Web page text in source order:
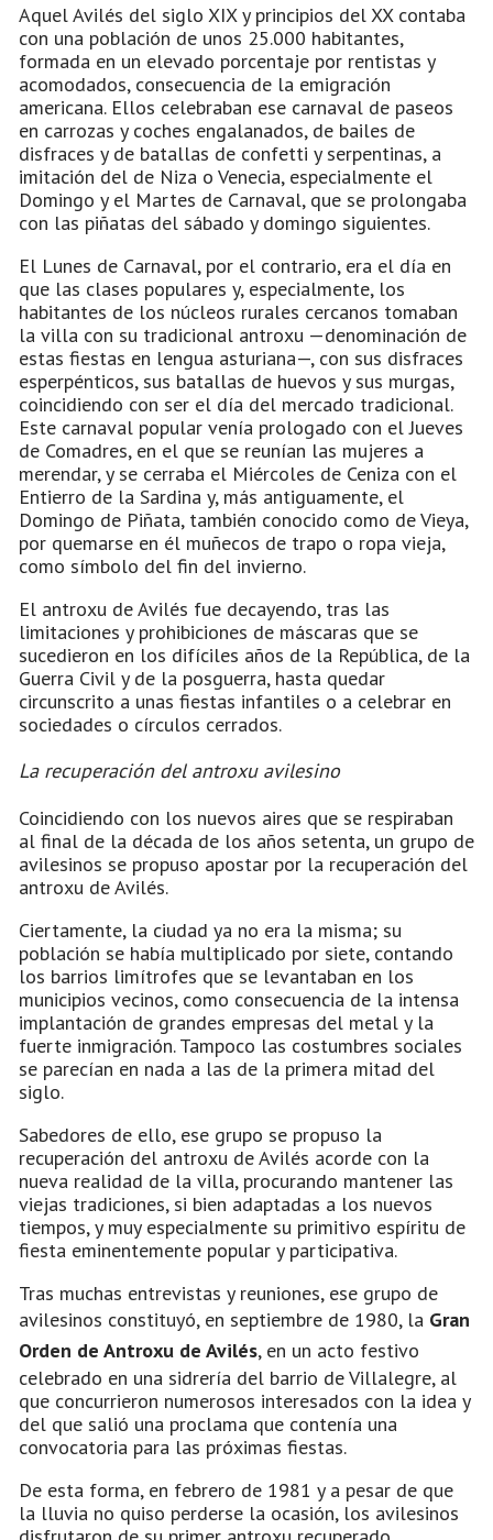
Aquel Avilés del siglo XIX y principios del XX contaba
con una población de unos 25.000 habitantes,
formada en un elevado porcentaje por rentistas y
acomodados, consecuencia de la emigración
americana. Ellos celebraban ese carnaval de paseos
en carrozas y coches engalanados, de bailes de
disfraces y de batallas de confetti y serpentinas, a
imitación del de Niza o Venecia, especialmente el
Domingo y el Martes de Carnaval, que se prolongaba
con las piñatas del sábado y domingo siguientes.
El Lunes de Carnaval, por el contrario, era el día en
que las clases populares y, especialmente, los
habitantes de los núcleos rurales cercanos tomaban
la villa con su tradicional antroxu —denominación de
estas fiestas en lengua asturiana—, con sus disfraces
esperpénticos, sus batallas de huevos y sus murgas,
coincidiendo con ser el día del mercado tradicional.
Este carnaval popular venía prologado con el Jueves
de Comadres, en el que se reunían las mujeres a
merendar, y se cerraba el Miércoles de Ceniza con el
Entierro de la Sardina y, más antiguamente, el
Domingo de Piñata, también conocido como de Vieya,
por quemarse en él muñecos de trapo o ropa vieja,
como símbolo del fin del invierno.
El antroxu de Avilés fue decayendo, tras las
limitaciones y prohibiciones de máscaras que se
sucedieron en los difíciles años de la República, de la
Guerra Civil y de la posguerra, hasta quedar
circunscrito a unas fiestas infantiles o a celebrar en
sociedades o círculos cerrados.
La recuperación del antroxu avilesino
Coincidiendo con los nuevos aires que se respiraban
al final de la década de los años setenta, un grupo de
avilesinos se propuso apostar por la recuperación del
antroxu de Avilés.
Ciertamente, la ciudad ya no era la misma; su
población se había multiplicado por siete, contando
los barrios limítrofes que se levantaban en los
municipios vecinos, como consecuencia de la intensa
implantación de grandes empresas del metal y la
fuerte inmigración. Tampoco las costumbres sociales
se parecían en nada a las de la primera mitad del
siglo.
Sabedores de ello, ese grupo se propuso la
recuperación del antroxu de Avilés acorde con la
nueva realidad de la villa, procurando mantener las
viejas tradiciones, si bien adaptadas a los nuevos
tiempos, y muy especialmente su primitivo espíritu de
fiesta eminentemente popular y participativa.
Tras muchas entrevistas y reuniones, ese grupo de
avilesinos constituyó, en septiembre de 1980, la Gran
Orden de Antroxu de Avilés, en un acto festivo
celebrado en una sidrería del barrio de Villalegre, al
que concurrieron numerosos interesados con la idea y
del que salió una proclama que contenía una
convocatoria para las próximas fiestas.
De esta forma, en febrero de 1981 y a pesar de que
la lluvia no quiso perderse la ocasión, los avilesinos